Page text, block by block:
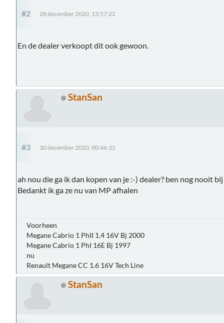
#2 28 december 2020, 13:57:22
En de dealer verkoopt dit ook gewoon.
StanSan
#3 30 december 2020, 00:46:32
ah nou die ga ik dan kopen van je :-) dealer? ben nog nooit
Bedankt ik ga ze nu van MP afhalen
Voorheen
Megane Cabrio 1 PhII 1.4 16V Bj 2000
Megane Cabrio 1 PhI 16E Bj 1997
nu
Renault Megane CC 1.6 16V Tech Line
StanSan